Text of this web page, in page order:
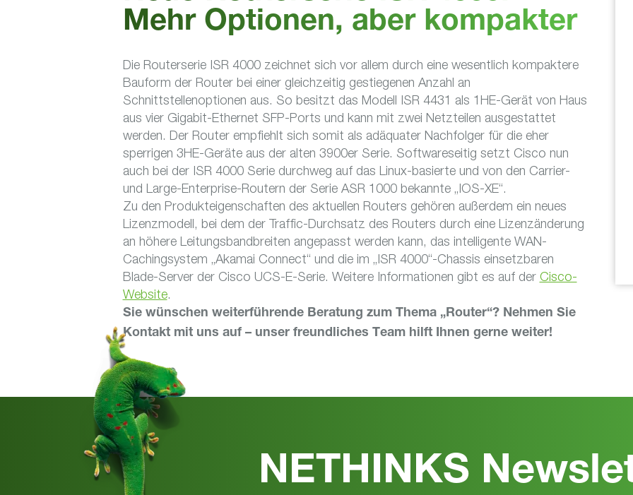
Mehr Optionen, aber kompakter
Die Routerserie ISR 4000 zeichnet sich vor allem durch eine wesentlich kompaktere
Bauform der Router bei einer gleichzeitig gestiegenen Anzahl an
Schnittstellenoptionen aus. So besitzt das Modell ISR 4431 als 1HE-Gerät von Haus
aus vier Gigabit-Ethernet SFP-Ports und kann mit zwei Netzteilen ausgestattet
werden. Der Router empfiehlt sich somit als adäquater Nachfolger für die eher
sperrigen 3HE-Geräte aus der alten 3900er Serie. Softwareseitig setzt Cisco nun
auch bei der ISR 4000 Serie durchweg auf das Linux-basierte und von den Carrier-
und Large-Enterprise-Routern der Serie ASR 1000 bekannte „IOS-XE“.
Zu den Produkteigenschaften des aktuellen Routers gehören außerdem ein neues
Lizenzmodell, bei dem der Traffic-Durchsatz des Routers durch eine Lizenzänderung
an höhere Leitungsbandbreiten angepasst werden kann, das intelligente WAN-
Cachingsystem „Akamai Connect“ und die im „ISR 4000“-Chassis einsetzbaren
Blade-Server der Cisco UCS-E-Serie. Weitere Informationen gibt es auf der Cisco-
Website.
Sie wünschen weiterführende Beratung zum Thema „Router“? Nehmen Sie
Kontakt mit uns auf – unser freundliches Team hilft Ihnen gerne weiter!
NETHINKS